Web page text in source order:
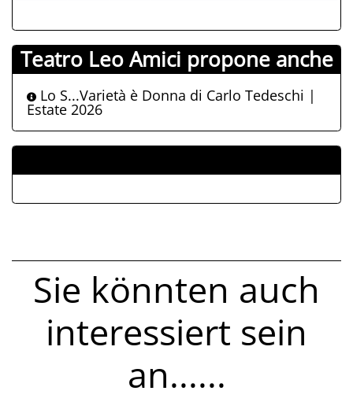
Teatro Leo Amici propone anche
Lo S...Varietà è Donna di Carlo Tedeschi |
Estate 2026
Sie könnten auch
interessiert sein
an......